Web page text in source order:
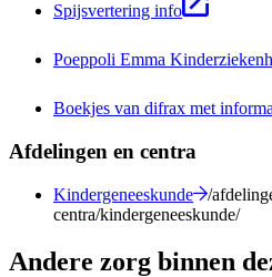
Spijsvertering info
Poeppoli Emma
Boekjes van difrax met
Afdelingen en centra
Kindergeneeskunde
/
centra/kindergeneeskunde/
Andere zorg binnen